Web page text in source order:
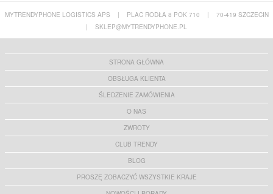
MYTRENDYPHONE LOGISTICS APS | PLAC RODŁA 8 POK 710 |
70-419 SZCZECIN
|
SKLEP@MYTRENDYPHONE.PL
STRONA GŁÓWNA
OBSŁUGA KLIENTA
ŚLEDZENIE ZAMÓWIENIA
O NAS
ZWROTY
CLUB TRENDY
BLOG
PROSZĘ ZOBACZYĆ WSZYSTKIE KRAJE